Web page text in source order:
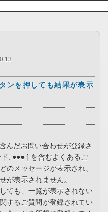
ンを押しても結果が表示
んだお問い合わせが登録さ
: ●●● ] を含むよくあるご
のメッセージが表示され、
が表示されません。
ても、一覧が表示されない
するご質問が登録されてい